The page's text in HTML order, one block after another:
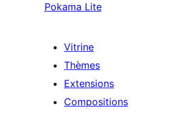
Pokama Lite
Vitrine
Thèmes
Extensions
Compositions